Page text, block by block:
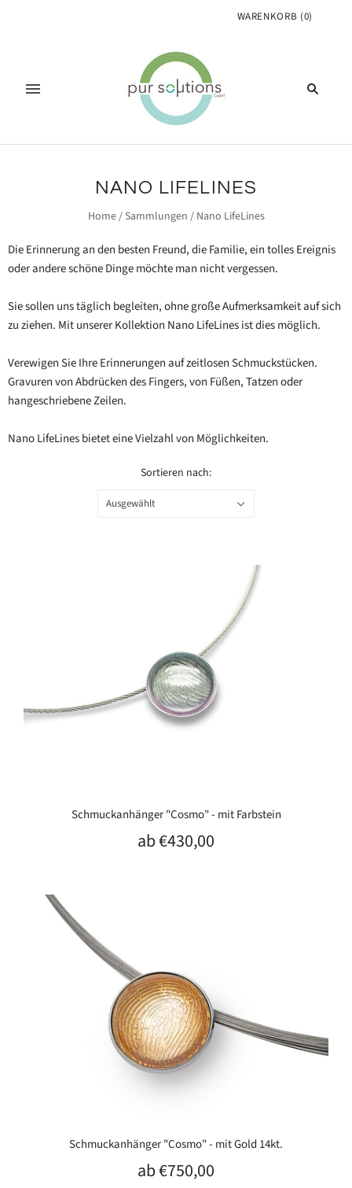
WARENKORB (0)
NANO LIFELINES
Home/ Sammlungen / Nano LifeLines
Die Erinnerung an den besten Freund, die Familie, ein tolles Ereignis
oder andere schöne Dinge möchte man nicht vergessen.
Sie sollen uns täglich begleiten, ohne große Aufmerksamkeit auf sich
zu ziehen. Mit unserer Kollektion Nano LifeLines ist dies möglich.
Verewigen Sie Ihre Erinnerungen auf zeitlosen Schmuckstücken.
Gravuren von Abdrücken des Fingers, von Füßen, Tatzen oder
hangeschriebene Zeilen.
Nano LifeLines bietet eine Vielzahl von Möglichkeiten.
Sortieren nach:
Ausgewählt
Schmuckanhänger "Cosmo" - mit Farbstein
ab€430,00
Schmuckanhänger "Cosmo" - mit Gold 14kt.
ab€750,00